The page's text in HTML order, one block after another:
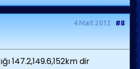
4 Mart 2012 #8
147.2,149.6,152km dir